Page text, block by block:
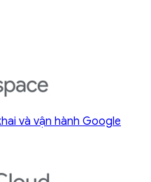
và vận hành Google